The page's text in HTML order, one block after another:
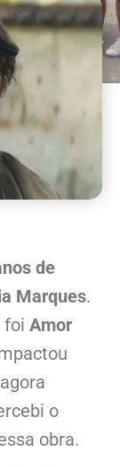
de
Marques.
foi Amor
o
obra.